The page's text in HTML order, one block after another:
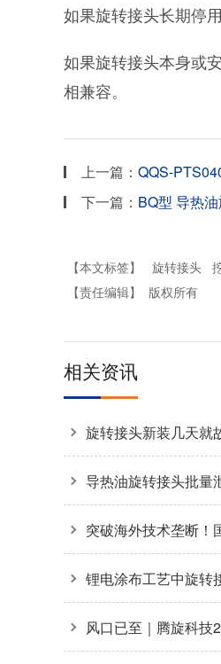
如果旋转接头长期停
如果旋转接头本身或
相兼容。
上一篇： QQS-
下一篇： BQ型 导热
【本文标签】 旋转接头
【责任编辑】
版权所有
相关资讯
旋转接头新装几天就
安装是主因
导热油旋转接头批量
场拆解揭秘两大核心
突破海外技术垄断！
接头36000转高转速
锂电涂布工艺中旋转
方案
风口已至｜腾旋科技